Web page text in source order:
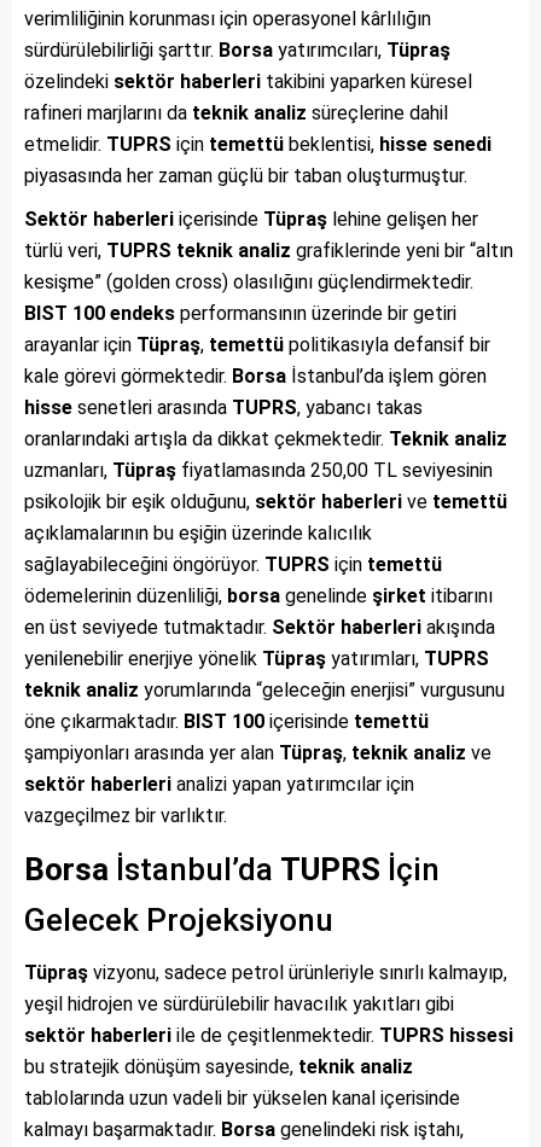
verimliliğinin korunması için operasyonel kârlılığın
sürdürülebilirliği şarttır. Borsa yatırımcıları, Tüpraş
özelindeki sektör haberleri takibini yaparken küresel
rafineri marjlarını da teknik analiz süreçlerine dahil
etmelidir. TUPRS için temettü beklentisi, hisse senedi
piyasasında her zaman güçlü bir taban oluşturmuştur.
Sektör haberleri içerisinde Tüpraş lehine gelişen her
türlü veri, TUPRS teknik analiz grafiklerinde yeni bir “altın
kesişme” (golden cross) olasılığını güçlendirmektedir.
BIST 100 endeks performansının üzerinde bir getiri
arayanlar için Tüpraş, temettü politikasıyla defansif bir
kale görevi görmektedir. Borsa İstanbul’da işlem gören
hisse senetleri arasında TUPRS, yabancı takas
oranlarındaki artışla da dikkat çekmektedir. Teknik analiz
uzmanları, Tüpraş fiyatlamasında 250,00 TL seviyesinin
psikolojik bir eşik olduğunu, sektör haberleri ve temettü
açıklamalarının bu eşiğin üzerinde kalıcılık
sağlayabileceğini öngörüyor. TUPRS için temettü
ödemelerinin düzenliliği, borsa genelinde şirket itibarını
en üst seviyede tutmaktadır. Sektör haberleri akışında
yenilenebilir enerjiye yönelik Tüpraş yatırımları, TUPRS
teknik analiz yorumlarında “geleceğin enerjisi” vurgusunu
öne çıkarmaktadır. BIST 100 içerisinde temettü
şampiyonları arasında yer alan Tüpraş, teknik analiz ve
sektör haberleri analizi yapan yatırımcılar için
vazgeçilmez bir varlıktır.
Borsa İstanbul’da TUPRS İçin
Gelecek Projeksiyonu
Tüpraş vizyonu, sadece petrol ürünleriyle sınırlı kalmayıp,
yeşil hidrojen ve sürdürülebilir havacılık yakıtları gibi
sektör haberleri ile de çeşitlenmektedir. TUPRS hissesi
bu stratejik dönüşüm sayesinde, teknik analiz
tablolarında uzun vadeli bir yükselen kanal içerisinde
kalmayı başarmaktadır. Borsa genelindeki risk iştahı,